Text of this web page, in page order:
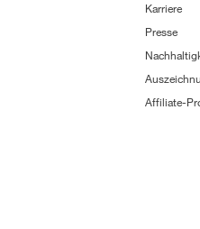
Karriere
Presse
Affiliate-